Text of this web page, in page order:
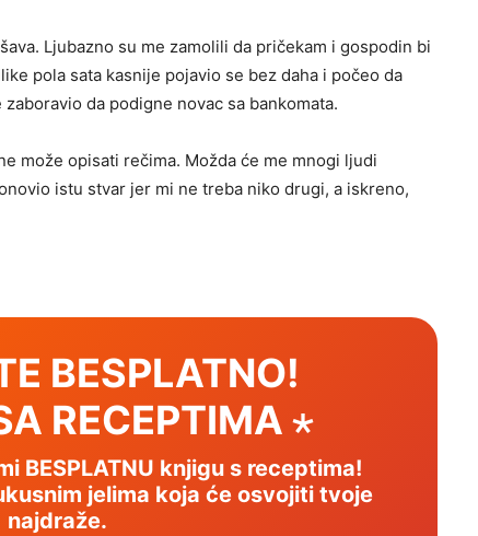
Ljubazno su me zamolili da pričekam i gospodin bi
pola sata kasnije pojavio se bez daha i počeo da
da podigne novac sa bankomata.
može opisati rečima. Možda će me mnogi ljudi
istu stvar jer mi ne treba niko drugi, a iskreno,
BESPLATNO!
RECEPTIMA ⋆
BESPLATNU knjigu s receptima!
jelima koja će osvojiti tvoje
najdraže.